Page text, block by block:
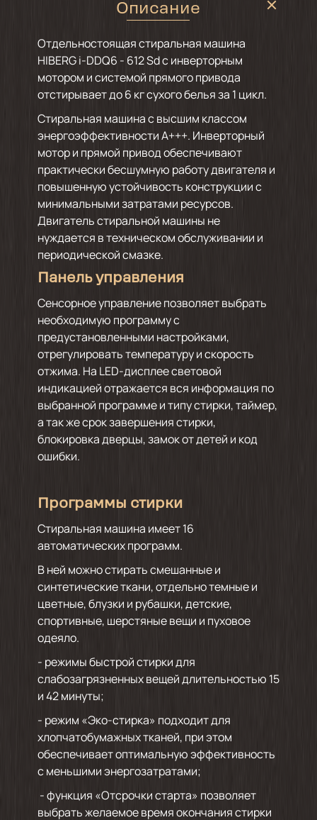
Описание
Отдельностоящая стиральная машина
HIBERG i-DDQ6 - 612 Sd с инверторным
мотором и системой прямого привода
отстирывает до 6 кг сухого белья за 1 цикл.
Стиральная машина с высшим классом
энергоэффективности А+++. Инверторный
мотор и прямой привод обеспечивают
практически бесшумную работу двигателя и
повышенную устойчивость конструкции с
минимальными затратами ресурсов.
Двигатель стиральной машины не
нуждается в техническом обслуживании и
периодической смазке.
Панель управления
Сенсорное управление позволяет выбрать
необходимую программу с
предустановленными настройками,
отрегулировать температуру и скорость
отжима. На LED-дисплее световой
индикацией отражается вся информация по
выбранной программе и типу стирки, таймер,
а так же срок завершения стирки,
блокировка дверцы, замок от детей и код
ошибки.
Программы стирки
Стиральная машина имеет 16
автоматических программ.
В ней можно стирать смешанные и
синтетические ткани, отдельно темные и
цветные, блузки и рубашки, детские,
спортивные, шерстяные вещи и пуховое
одеяло.
- режимы быстрой стирки для
слабозагрязненных вещей длительностью 15
и 42 минуты;
- режим «Эко-стирка» подходит для
хлопчатобумажных тканей, при этом
обеспечивает оптимальную эффективность
с меньшими энергозатратами;
- функция «Отсрочки старта» позволяет
выбрать желаемое время окончания стирки